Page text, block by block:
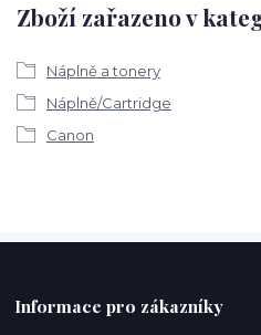
Zboží zařazeno v
Náplně a tonery
Náplně/Cartridge
Canon
Informace pro zákazníky